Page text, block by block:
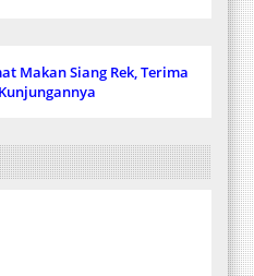
Makan Siang Rek, Terima